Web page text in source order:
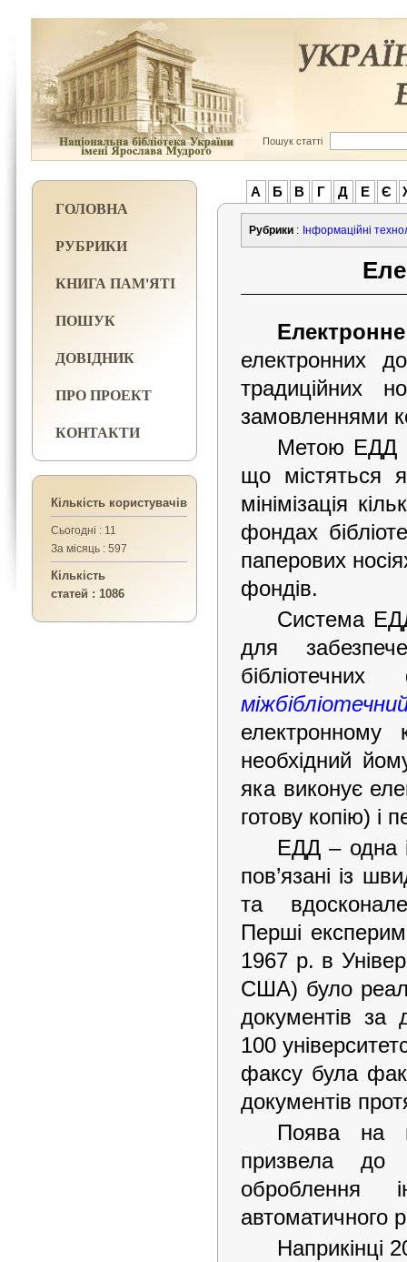
Пошук статті
ГОЛОВНА
РУБРИКИ
КНИГА ПАМ'ЯТІ
ПОШУК
ДОВІДНИК
ПРО ПРОЕКТ
КОНТАКТИ
Кількість користувачів
Сьогодні : 11
За місяць : 597
Кількість
статей : 1086
А Б В Г Д Е Є
Рубрики : Інформаційні
електронних
традиційних
замовленнями
Метою ЕДД
що містяться
мінімізація
фондах
паперових
фондів.
Система
для
електронному
необхідний
яка виконує
готову копію) і
ЕДД – одна
пов’язані із
та
Перші
1967 р. в
США) було
документів
100
факсу була
документів
Поява на
призвела до
оброблення
автоматичного
Наприкінці